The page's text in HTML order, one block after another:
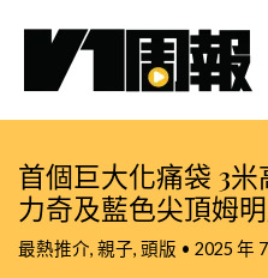
首個巨大化痛袋 3
力奇及藍色尖頂姆
最熱推介, 親子, 頭版 • 2025 年